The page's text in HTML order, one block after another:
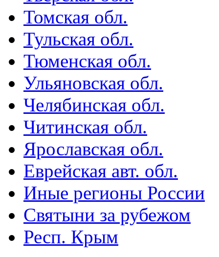
Томская обл.
Тульская обл.
Тюменская обл.
Ульяновская обл.
Челябинская обл.
Читинская обл.
Ярославская обл.
Еврейская авт. обл.
Иные регионы России
Святыни за рубежом
Респ. Крым